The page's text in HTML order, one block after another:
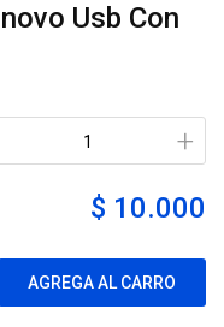
Usb Con
+
$ 10.000
AGREGA AL CARRO